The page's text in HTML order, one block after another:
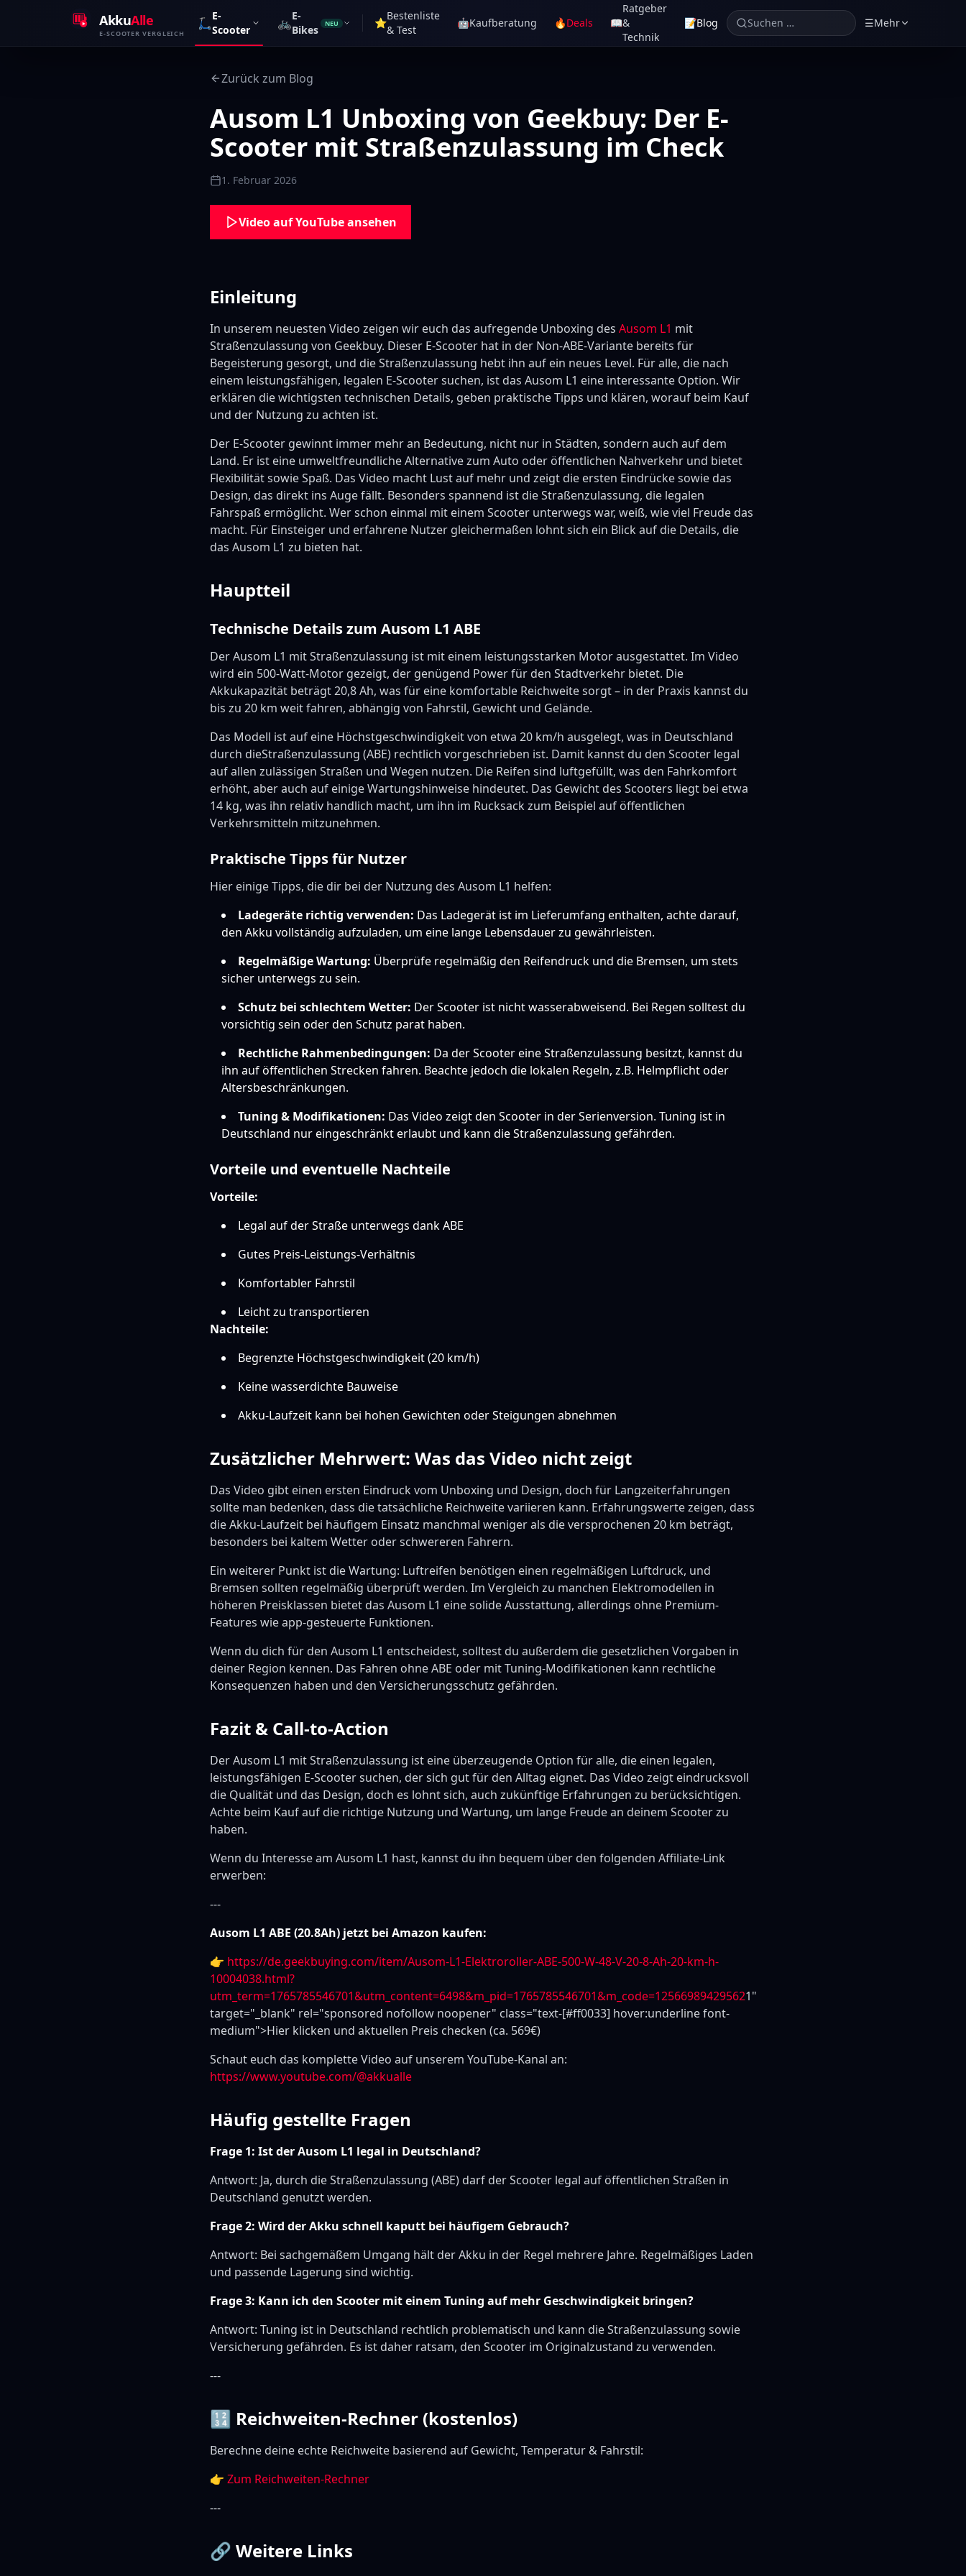
AkkuAlle
E-SCOOTER VERGLEICH
🛴E-
Scooter
🚲E-
Bikes
NEU ⭐
Bestenliste
& Test
🤖Kaufberatung 🔥Deals 📖
Ratgeber
&
Technik
📝Blog Suchen … ☰Mehr
Zurück zum Blog
Ausom L1 Unboxing von Geekbuy: Der E-
Scooter mit Straßenzulassung im Check
1. Februar 2026
Video auf YouTube ansehen
Einleitung
In unserem neuesten Video zeigen wir euch das aufregende Unboxing des Ausom L1 mit
Straßenzulassung von Geekbuy. Dieser E-Scooter hat in der Non-ABE-Variante bereits für
Begeisterung gesorgt, und die Straßenzulassung hebt ihn auf ein neues Level. Für alle, die nach
einem leistungsfähigen, legalen E-Scooter suchen, ist das Ausom L1 eine interessante Option. Wir
erklären die wichtigsten technischen Details, geben praktische Tipps und klären, worauf beim Kauf
und der Nutzung zu achten ist.
Der E-Scooter gewinnt immer mehr an Bedeutung, nicht nur in Städten, sondern auch auf dem
Land. Er ist eine umweltfreundliche Alternative zum Auto oder öffentlichen Nahverkehr und bietet
Flexibilität sowie Spaß. Das Video macht Lust auf mehr und zeigt die ersten Eindrücke sowie das
Design, das direkt ins Auge fällt. Besonders spannend ist die Straßenzulassung, die legalen
Fahrspaß ermöglicht. Wer schon einmal mit einem Scooter unterwegs war, weiß, wie viel Freude das
macht. Für Einsteiger und erfahrene Nutzer gleichermaßen lohnt sich ein Blick auf die Details, die
das Ausom L1 zu bieten hat.
Hauptteil
Technische Details zum Ausom L1 ABE
Der Ausom L1 mit Straßenzulassung ist mit einem leistungsstarken Motor ausgestattet. Im Video
wird ein 500-Watt-Motor gezeigt, der genügend Power für den Stadtverkehr bietet. Die
Akkukapazität beträgt 20,8 Ah, was für eine komfortable Reichweite sorgt – in der Praxis kannst du
bis zu 20 km weit fahren, abhängig von Fahrstil, Gewicht und Gelände.
Das Modell ist auf eine Höchstgeschwindigkeit von etwa 20 km/h ausgelegt, was in Deutschland
durch dieStraßenzulassung (ABE) rechtlich vorgeschrieben ist. Damit kannst du den Scooter legal
auf allen zulässigen Straßen und Wegen nutzen. Die Reifen sind luftgefüllt, was den Fahrkomfort
erhöht, aber auch auf einige Wartungshinweise hindeutet. Das Gewicht des Scooters liegt bei etwa
14 kg, was ihn relativ handlich macht, um ihn im Rucksack zum Beispiel auf öffentlichen
Verkehrsmitteln mitzunehmen.
Praktische Tipps für Nutzer
Hier einige Tipps, die dir bei der Nutzung des Ausom L1 helfen:
Ladegeräte richtig verwenden: Das Ladegerät ist im Lieferumfang enthalten, achte darauf,
den Akku vollständig aufzuladen, um eine lange Lebensdauer zu gewährleisten.
Regelmäßige Wartung: Überprüfe regelmäßig den Reifendruck und die Bremsen, um stets
sicher unterwegs zu sein.
Schutz bei schlechtem Wetter: Der Scooter ist nicht wasserabweisend. Bei Regen solltest du
vorsichtig sein oder den Schutz parat haben.
Rechtliche Rahmenbedingungen: Da der Scooter eine Straßenzulassung besitzt, kannst du
ihn auf öffentlichen Strecken fahren. Beachte jedoch die lokalen Regeln, z.B. Helmpflicht oder
Altersbeschränkungen.
Tuning & Modifikationen: Das Video zeigt den Scooter in der Serienversion. Tuning ist in
Deutschland nur eingeschränkt erlaubt und kann die Straßenzulassung gefährden.
Vorteile und eventuelle Nachteile
Vorteile:
Legal auf der Straße unterwegs dank ABE
Gutes Preis-Leistungs-Verhältnis
Komfortabler Fahrstil
Leicht zu transportieren
Nachteile:
Begrenzte Höchstgeschwindigkeit (20 km/h)
Keine wasserdichte Bauweise
Akku-Laufzeit kann bei hohen Gewichten oder Steigungen abnehmen
Zusätzlicher Mehrwert: Was das Video nicht zeigt
Das Video gibt einen ersten Eindruck vom Unboxing und Design, doch für Langzeiterfahrungen
sollte man bedenken, dass die tatsächliche Reichweite variieren kann. Erfahrungswerte zeigen, dass
die Akku-Laufzeit bei häufigem Einsatz manchmal weniger als die versprochenen 20 km beträgt,
besonders bei kaltem Wetter oder schwereren Fahrern.
Ein weiterer Punkt ist die Wartung: Luftreifen benötigen einen regelmäßigen Luftdruck, und
Bremsen sollten regelmäßig überprüft werden. Im Vergleich zu manchen Elektromodellen in
höheren Preisklassen bietet das Ausom L1 eine solide Ausstattung, allerdings ohne Premium-
Features wie app-gesteuerte Funktionen.
Wenn du dich für den Ausom L1 entscheidest, solltest du außerdem die gesetzlichen Vorgaben in
deiner Region kennen. Das Fahren ohne ABE oder mit Tuning-Modifikationen kann rechtliche
Konsequenzen haben und den Versicherungsschutz gefährden.
Fazit & Call-to-Action
Der Ausom L1 mit Straßenzulassung ist eine überzeugende Option für alle, die einen legalen,
leistungsfähigen E-Scooter suchen, der sich gut für den Alltag eignet. Das Video zeigt eindrucksvoll
die Qualität und das Design, doch es lohnt sich, auch zukünftige Erfahrungen zu berücksichtigen.
Achte beim Kauf auf die richtige Nutzung und Wartung, um lange Freude an deinem Scooter zu
haben.
Wenn du Interesse am Ausom L1 hast, kannst du ihn bequem über den folgenden Affiliate-Link
erwerben:
---
Ausom L1 ABE (20.8Ah) jetzt bei Amazon kaufen:
👉 https://de.geekbuying.com/item/Ausom-L1-Elektroroller-ABE-500-W-48-V-20-8-Ah-20-km-h-
10004038.html?
utm_term=1765785546701&utm_content=6498&m_pid=1765785546701&m_code=125669894295621"
target="_blank" rel="sponsored nofollow noopener" class="text-[#ff0033] hover:underline font-
medium">Hier klicken und aktuellen Preis checken (ca. 569€)
Schaut euch das komplette Video auf unserem YouTube-Kanal an:
https://www.youtube.com/@akkualle
Häufig gestellte Fragen
Frage 1: Ist der Ausom L1 legal in Deutschland?
Antwort: Ja, durch die Straßenzulassung (ABE) darf der Scooter legal auf öffentlichen Straßen in
Deutschland genutzt werden.
Frage 2: Wird der Akku schnell kaputt bei häufigem Gebrauch?
Antwort: Bei sachgemäßem Umgang hält der Akku in der Regel mehrere Jahre. Regelmäßiges Laden
und passende Lagerung sind wichtig.
Frage 3: Kann ich den Scooter mit einem Tuning auf mehr Geschwindigkeit bringen?
Antwort: Tuning ist in Deutschland rechtlich problematisch und kann die Straßenzulassung sowie
Versicherung gefährden. Es ist daher ratsam, den Scooter im Originalzustand zu verwenden.
---
🔢 Reichweiten-Rechner (kostenlos)
Berechne deine echte Reichweite basierend auf Gewicht, Temperatur & Fahrstil:
👉 Zum Reichweiten-Rechner
---
🔗 Weitere Links